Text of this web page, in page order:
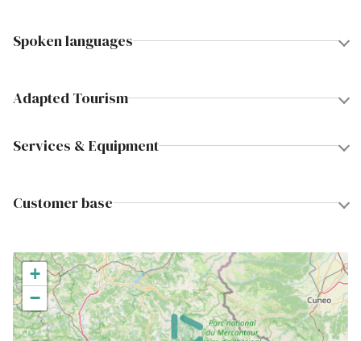
Spoken languages
Adapted Tourism
Services & Equipment
Customer base
+
−